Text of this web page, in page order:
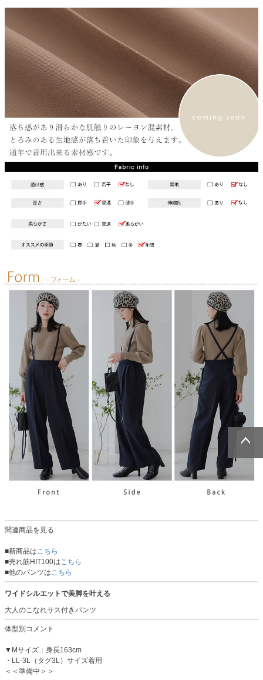
関連商品を見る
■新商品はこちら
■売れ筋HIT100はこちら
■他のパンツはこちら
ワイドシルエットで美脚を叶える
大人のこなれサス付きパンツ
体型別コメント
▼Mサイズ：身長163cm
・LL-3L（タグ3L）サイズ着用
＜＜準備中＞＞
ページトッ
ページトッ